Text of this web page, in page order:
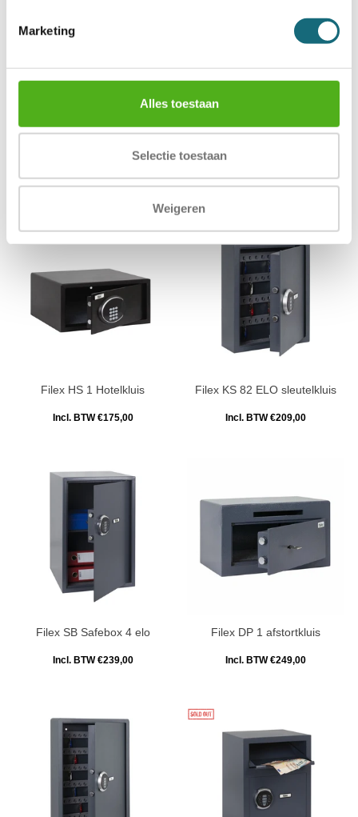
Marketing
Alles toestaan
Selectie toestaan
Weigeren
Filex SB Safebox 3 elo
Incl. BTW €145,00 Incl. BTW €169,00
Filex HS 1 Hotelkluis
Incl. BTW €175,00
Filex KS 82 ELO sleutelkluis
Incl. BTW €209,00
Filex SB Safebox 4 elo
Incl. BTW €239,00
Filex DP 1 afstortkluis
Incl. BTW €249,00